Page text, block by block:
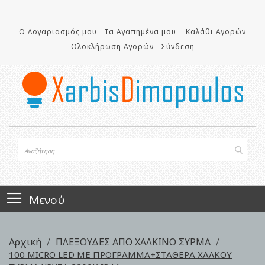
περιεχόμενο
Ο Λογαριασμός μου Τα Αγαπημένα μου
Καλάθι Αγορών
Ολοκλήρωση Αγορών
Σύνδεση
Μενού
Αρχική ΠΛΕΞΟΥΔΕΣ ΑΠΟ ΧΑΛΚΙΝΟ ΣΥΡΜΑ
100 MICRO LED ΜΕ ΠΡΟΓΡΑΜΜΑ+ΣΤΑΘΕΡΑ ΧΑΛΚΟΥ